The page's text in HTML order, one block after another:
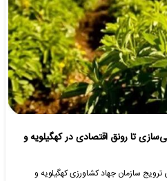
تا رونق اقتصادی در کهگیلویه و
ترویج سازمان جهاد کشاورزی کهگیلویه و